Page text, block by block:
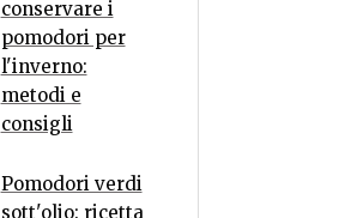
conservare i
pomodori per
l'inverno:
metodi e
consigli
Pomodori verdi
sott'olio: ricetta